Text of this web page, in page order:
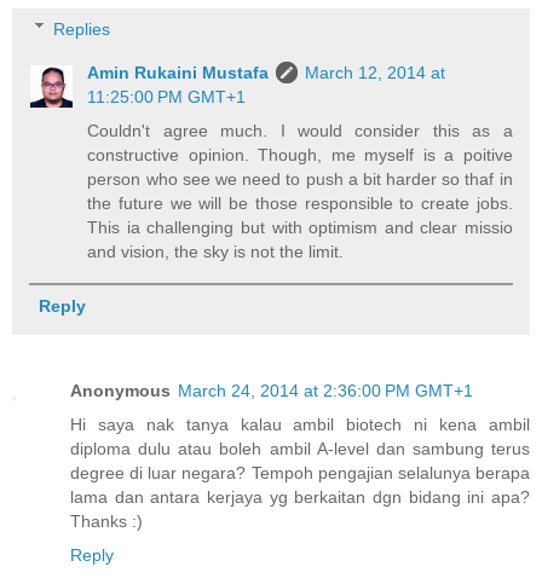
Replies
Amin Rukaini Mustafa
March 12, 2014 at
11:25:00 PM GMT+1
Couldn't agree much. I would consider this as a
constructive opinion. Though, me myself is a poitive
person who see we need to push a bit harder so thaf in
the future we will be those responsible to create jobs.
This ia challenging but with optimism and clear missio
and vision, the sky is not the limit.
Reply
Anonymous March 24, 2014 at 2:36:00 PM GMT+1
Hi saya nak tanya kalau ambil biotech ni kena ambil
diploma dulu atau boleh ambil A-level dan sambung terus
degree di luar negara? Tempoh pengajian selalunya berapa
lama dan antara kerjaya yg berkaitan dgn bidang ini apa?
Thanks :)
Reply